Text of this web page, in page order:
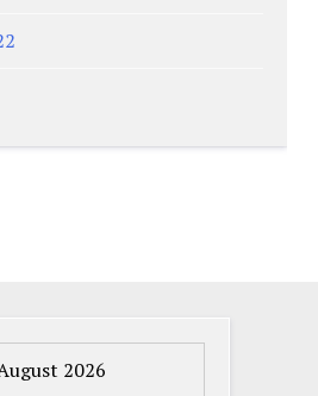
2026